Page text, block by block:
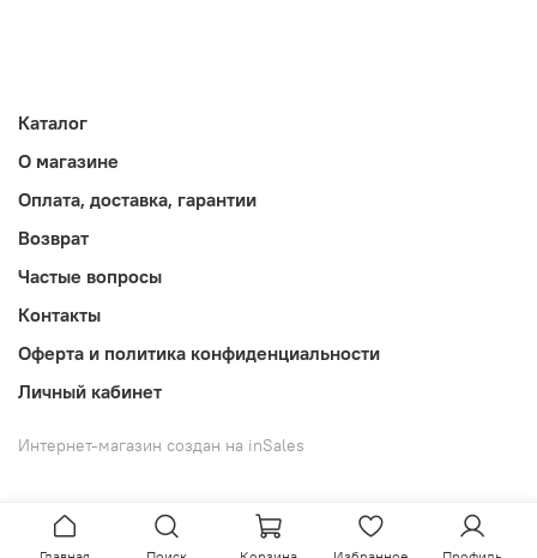
Каталог
О магазине
Оплата, доставка, гарантии
Возврат
Частые вопросы
Контакты
Оферта и политика конфиденциальности
Личный кабинет
Интернет-магазин создан на inSales